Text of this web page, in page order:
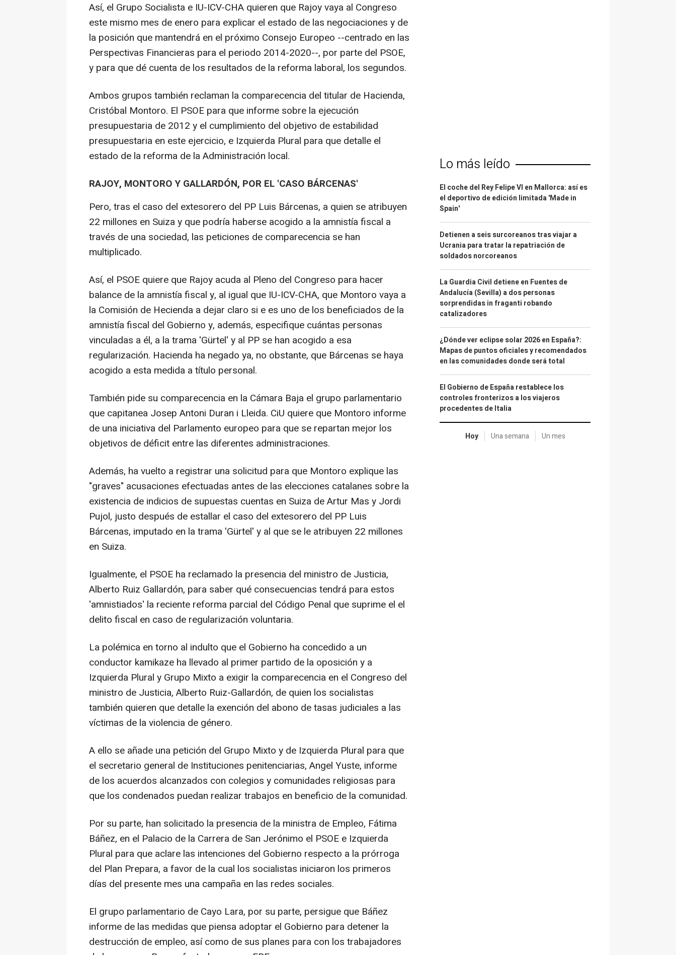
Así, el Grupo Socialista e IU-ICV-CHA quieren que Rajoy vaya al Congreso
este mismo mes de enero para explicar el estado de las negociaciones y de
la posición que mantendrá en el próximo Consejo Europeo --centrado en las
Perspectivas Financieras para el periodo 2014-2020--, por parte del PSOE,
y para que dé cuenta de los resultados de la reforma laboral, los segundos.
Ambos grupos también reclaman la comparecencia del titular de Hacienda,
Cristóbal Montoro. El PSOE para que informe sobre la ejecución
presupuestaria de 2012 y el cumplimiento del objetivo de estabilidad
presupuestaria en este ejercicio, e Izquierda Plural para que detalle el
estado de la reforma de la Administración local.
RAJOY, MONTORO Y GALLARDÓN, POR EL 'CASO BÁRCENAS'
Pero, tras el caso del extesorero del PP Luis Bárcenas, a quien se atribuyen
22 millones en Suiza y que podría haberse acogido a la amnistía fiscal a
través de una sociedad, las peticiones de comparecencia se han
multiplicado.
Así, el PSOE quiere que Rajoy acuda al Pleno del Congreso para hacer
balance de la amnistía fiscal y, al igual que IU-ICV-CHA, que Montoro vaya a
la Comisión de Hecienda a dejar claro si e es uno de los beneficiados de la
amnistía fiscal del Gobierno y, además, especifique cuántas personas
vinculadas a él, a la trama 'Gürtel' y al PP se han acogido a esa
regularización. Hacienda ha negado ya, no obstante, que Bárcenas se haya
acogido a esta medida a título personal.
También pide su comparecencia en la Cámara Baja el grupo parlamentario
que capitanea Josep Antoni Duran i Lleida. CiU quiere que Montoro informe
de una iniciativa del Parlamento europeo para que se repartan mejor los
objetivos de déficit entre las diferentes administraciones.
Además, ha vuelto a registrar una solicitud para que Montoro explique las
"graves" acusaciones efectuadas antes de las elecciones catalanes sobre la
existencia de indicios de supuestas cuentas en Suiza de Artur Mas y Jordi
Pujol, justo después de estallar el caso del extesorero del PP Luis
Bárcenas, imputado en la trama 'Gürtel' y al que se le atribuyen 22 millones
en Suiza.
Igualmente, el PSOE ha reclamado la presencia del ministro de Justicia,
Alberto Ruiz Gallardón, para saber qué consecuencias tendrá para estos
'amnistiados' la reciente reforma parcial del Código Penal que suprime el el
delito fiscal en caso de regularización voluntaria.
La polémica en torno al indulto que el Gobierno ha concedido a un
conductor kamikaze ha llevado al primer partido de la oposición y a
Izquierda Plural y Grupo Mixto a exigir la comparecencia en el Congreso del
ministro de Justicia, Alberto Ruiz-Gallardón, de quien los socialistas
también quieren que detalle la exención del abono de tasas judiciales a las
víctimas de la violencia de género.
A ello se añade una petición del Grupo Mixto y de Izquierda Plural para que
el secretario general de Instituciones penitenciarias, Angel Yuste, informe
de los acuerdos alcanzados con colegios y comunidades religiosas para
que los condenados puedan realizar trabajos en beneficio de la comunidad.
Por su parte, han solicitado la presencia de la ministra de Empleo, Fátima
Báñez, en el Palacio de la Carrera de San Jerónimo el PSOE e Izquierda
Plural para que aclare las intenciones del Gobierno respecto a la prórroga
del Plan Prepara, a favor de la cual los socialistas iniciaron los primeros
días del presente mes una campaña en las redes sociales.
El grupo parlamentario de Cayo Lara, por su parte, persigue que Báñez
informe de las medidas que piensa adoptar el Gobierno para detener la
destrucción de empleo, así como de sus planes para con los trabajadores
Lo más leído
El coche del Rey Felipe VI en Mallorca: así es
el deportivo de edición limitada 'Made in
Spain'
Detienen a seis surcoreanos tras viajar a
Ucrania para tratar la repatriación de
soldados norcoreanos
La Guardia Civil detiene en Fuentes de
Andalucía (Sevilla) a dos personas
sorprendidas in fraganti robando
catalizadores
¿Dónde ver eclipse solar 2026 en España?:
Mapas de puntos oficiales y recomendados
en las comunidades donde será total
El Gobierno de España restablece los
controles fronterizos a los viajeros
procedentes de Italia
Hoy Una semana Un mes